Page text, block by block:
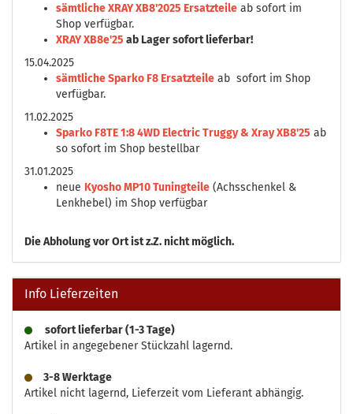
sämtliche XRAY XB8'2025 Ersatzteile ab sofort im
Shop verfügbar.
XRAY XB8e'25 ab Lager sofort lieferbar!
15.04.2025
sämtliche Sparko F8 Ersatzteile ab sofort im Shop
verfügbar.
11.02.2025
Sparko F8TE 1:8 4WD Electric Truggy & Xray XB8'25 ab
so sofort im Shop bestellbar
31.01.2025
neue Kyosho MP10 Tuningteile (Achsschenkel &
Lenkhebel) im Shop verfügbar
DieAbholung vor Ort ist z.Z. nicht möglich.
Info Lieferzeiten
sofort lieferbar (1-3 Tage)
Artikel in angegebener Stückzahl lagernd.
3-8 Werktage
Artikel nicht lagernd, Lieferzeit vom Lieferant abhängig.